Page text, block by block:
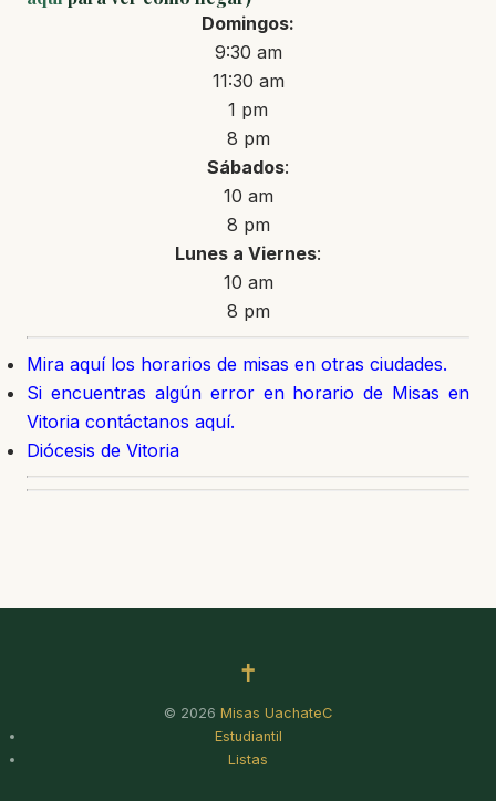
Domingos:
9:30 am
11:30 am
1 pm
8 pm
Sábados:
10 am
8 pm
Lunes a Viernes:
10 am
8 pm
Mira aquí los horarios de misas en otras ciudades.
Si encuentras algún error en horario de Misas en
Vitoria contáctanos aquí.
Diócesis de Vitoria
✝
© 2026 Misas UachateC
Estudiantil
Listas